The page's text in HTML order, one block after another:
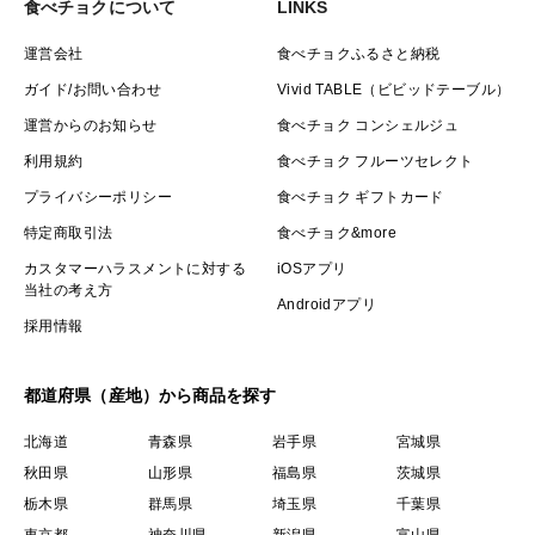
食べチョクについて
運営会社
ガイド/お問い合わせ
運営からのお知らせ
利用規約
プライバシーポリシー
特定商取引法
カスタマーハラスメントに対する
当社の考え方
採用情報
LINKS
食べチョクふるさと納税
Vivid TABLE（ビビッドテーブル）
食べチョク コンシェルジュ
食べチョク フルーツセレクト
食べチョク ギフトカード
食べチョク&more
iOSアプリ
Androidアプリ
都道府県（産地）から商品を探す
北海道 青森県 岩手県
宮城県
秋田県
山形県 福島県
茨城県
栃木県
群馬県 埼玉県
千葉県